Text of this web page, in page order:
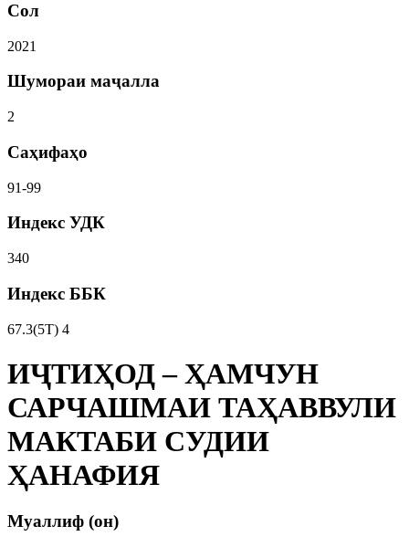
Сол
2021
Шумораи маҷалла
2
Саҳифаҳо
91-99
Индекс УДК
340
Индекс ББК
67.3(5Т) 4
ИҶТИҲОД – ҲАМЧУН
САРЧАШМАИ ТАҲАВВУЛИ
МАКТАБИ СУДИИ
ҲАНАФИЯ
Муаллиф (он)